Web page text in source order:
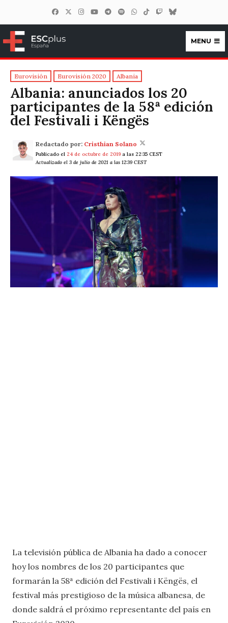
ESCplus España
MENU
Eurovisión Eurovisión 2020 Albania
Albania: anunciados los 20
participantes de la 58ª edición
del Festivali i Këngës
Redactado por: Cristhian Solano
Publicado el 24 de octubre de 2019 a las 22:35 CEST
Actualizado el 3 de julio de 2021 a las 12:39 CEST
La televisión pública de Albania ha dado a conocer
hoy los nombres de los 20 participantes que
formarán la 58ª edición del Festivali i Këngës, el
festival más prestigioso de la música albanesa, de
donde saldrá el próximo representante del país en